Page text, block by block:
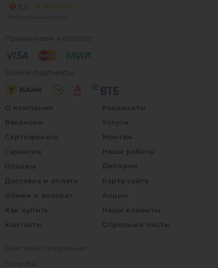
Принимаем к оплате:
Банки-партнеры:
О компании
Вакансии
Сертификаты
Гарантия
Отзывы
Доставка и оплата
Обмен и возврат
Как купить
Контакты
Реквизиты
Услуги
Монтаж
Наши работы
Дилерам
Карта сайта
Акции
Наши клиенты
Опросные листы
Очистные сооружения
Погреба